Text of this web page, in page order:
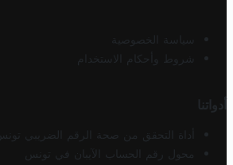
سياسة الخصوصية
شروط وأحكام الاستخدام
أدواتنا
أداة التحقق من صحة الرقم الضريبي تونس
محول رقم الحساب الآيبان في تونس